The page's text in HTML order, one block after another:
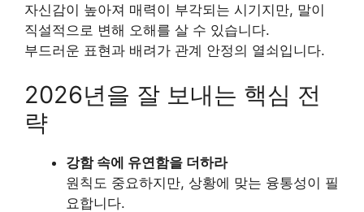
자신감이 높아져 매력이 부각되는 시기지만, 말이
직설적으로 변해 오해를 살 수 있습니다.
부드러운 표현과 배려가 관계 안정의 열쇠입니다.
2026년을 잘 보내는 핵심 전
략
강함 속에 유연함을 더하라
원칙도 중요하지만, 상황에 맞는 융통성이 필
요합니다.